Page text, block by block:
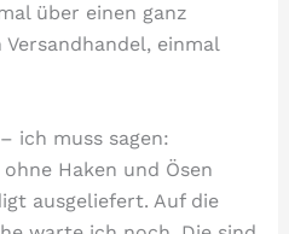
über einen ganz
einmal
ich muss sagen:
Haken und Ösen
ausgeliefert. Auf die